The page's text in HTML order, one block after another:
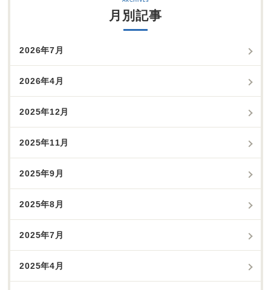
月別記事
2026年7月
2026年4月
2025年12月
2025年11月
2025年9月
2025年8月
2025年7月
2025年4月